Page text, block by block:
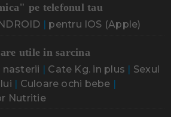
pe telefonul tau
| pentru IOS (Apple)
utile in sarcina
| Cate Kg. in plus | Sexul
| Culoare ochi bebe |
Nutritie